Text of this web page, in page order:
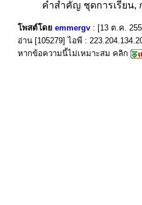
คำสำคัญ ชุดการเรียน,
โพสต์โดย emmergv : [13 ต.ค.
อ่าน [105279] ไอพี :
หากข้อความนี้ไม่เหมาะสม คลิก